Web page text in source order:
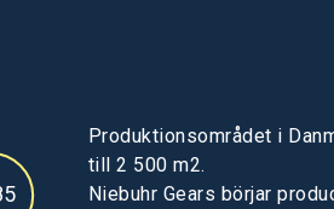
Produktionsområdet i
till 2 500 m2.
Niebuhr Gears börjar